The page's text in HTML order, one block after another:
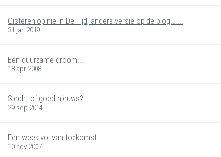
Gisteren opinie in De Tijd, andere versie op de blog.…...
31 jan 2019
Een duurzame droom...
18 apr 2008
Slecht of goed nieuws?...
29 sep 2014
Een week vol van toekomst...
10 nov 2007